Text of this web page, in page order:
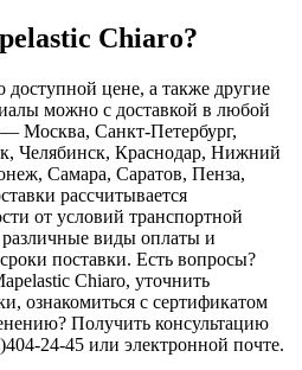
Chiaro?
цене, а также другие
можно с доставкой в любой
Москва, Санкт-Петербург,
Челябинск, Краснодар, Нижний
Самара, Саратов, Пенза,
рассчитывается
от условий транспортной
виды оплаты и
поставки. Есть вопросы?
Chiaro, уточнить
ознакомиться с сертификатом
Получить консультацию
24-45 или электронной почте.